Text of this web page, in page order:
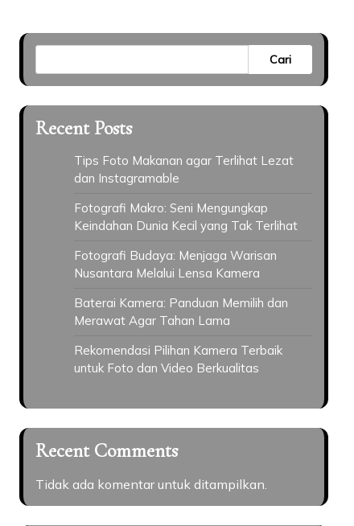
Cari
Recent Posts
Tips Foto Makanan agar Terlihat Lezat
dan Instagramable
Fotografi Makro: Seni Mengungkap
Keindahan Dunia Kecil yang Tak Terlihat
Fotografi Budaya: Menjaga Warisan
Nusantara Melalui Lensa Kamera
Baterai Kamera: Panduan Memilih dan
Merawat Agar Tahan Lama
Rekomendasi Pilihan Kamera Terbaik
untuk Foto dan Video Berkualitas
Recent Comments
Tidak ada komentar untuk ditampilkan.